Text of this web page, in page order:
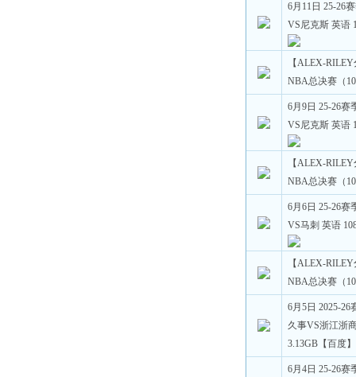
6月11日 25-26
VS尼克斯 英语
【ALEX-
NBA总决赛（
6月9日 25-26赛
VS尼克斯 英语
【ALEX-
NBA总决赛（
6月6日 25-26赛
VS马刺 英语
【ALEX-
NBA总决赛（
6月5日 2025-
久事VS浙江浙
3.13GB【百度】
6月4日 25-26赛